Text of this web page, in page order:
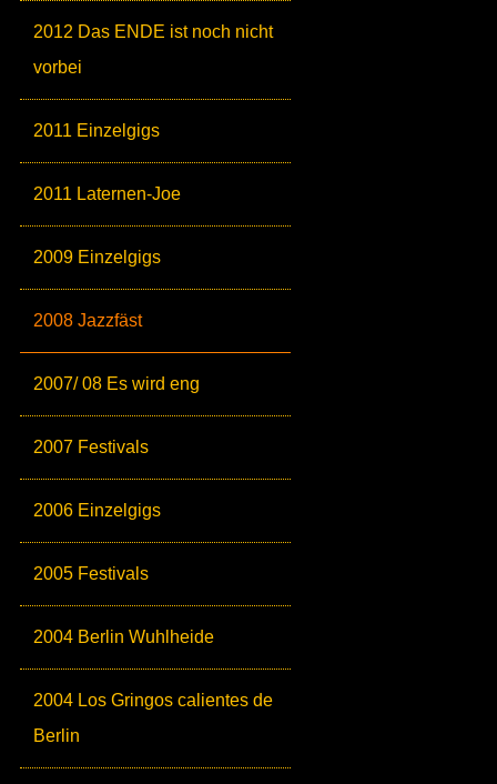
2012 Das ENDE ist noch nicht
vorbei
2011 Einzelgigs
2011 Laternen-Joe
2009 Einzelgigs
2008 Jazzfäst
2007/ 08 Es wird eng
2007 Festivals
2006 Einzelgigs
2005 Festivals
2004 Berlin Wuhlheide
2004 Los Gringos calientes de
Berlin